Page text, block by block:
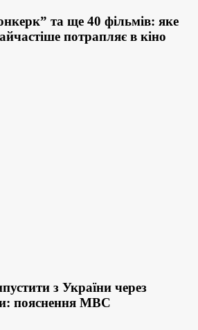
та ще 40 фільмів: яке
потрапляє в кіно
з України через
пояснення МВС